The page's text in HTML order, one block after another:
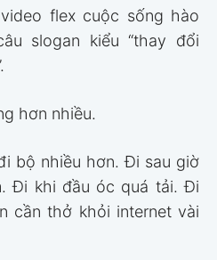
flex cuộc sống hào
slogan kiểu “thay đổi
hơn nhiều.
bộ nhiều hơn. Đi sau giờ
Đi khi đầu óc quá tải. Đi
cần thở khỏi internet vài